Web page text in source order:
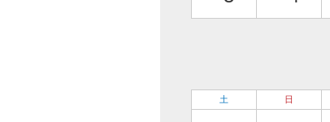
土 日